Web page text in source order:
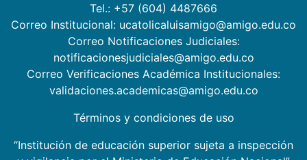
Tel.: +57 (604) 4487666
Correo Institucional: ucatolicaluisamigo@amigo.edu.co
Correo Notificaciones Judiciales:
notificacionesjudiciales@amigo.edu.co
Correo Verificaciones Académica Institucionales:
validaciones.academicas@amigo.edu.co
Términos y condiciones de uso
“Institución de educación superior sujeta a inspección